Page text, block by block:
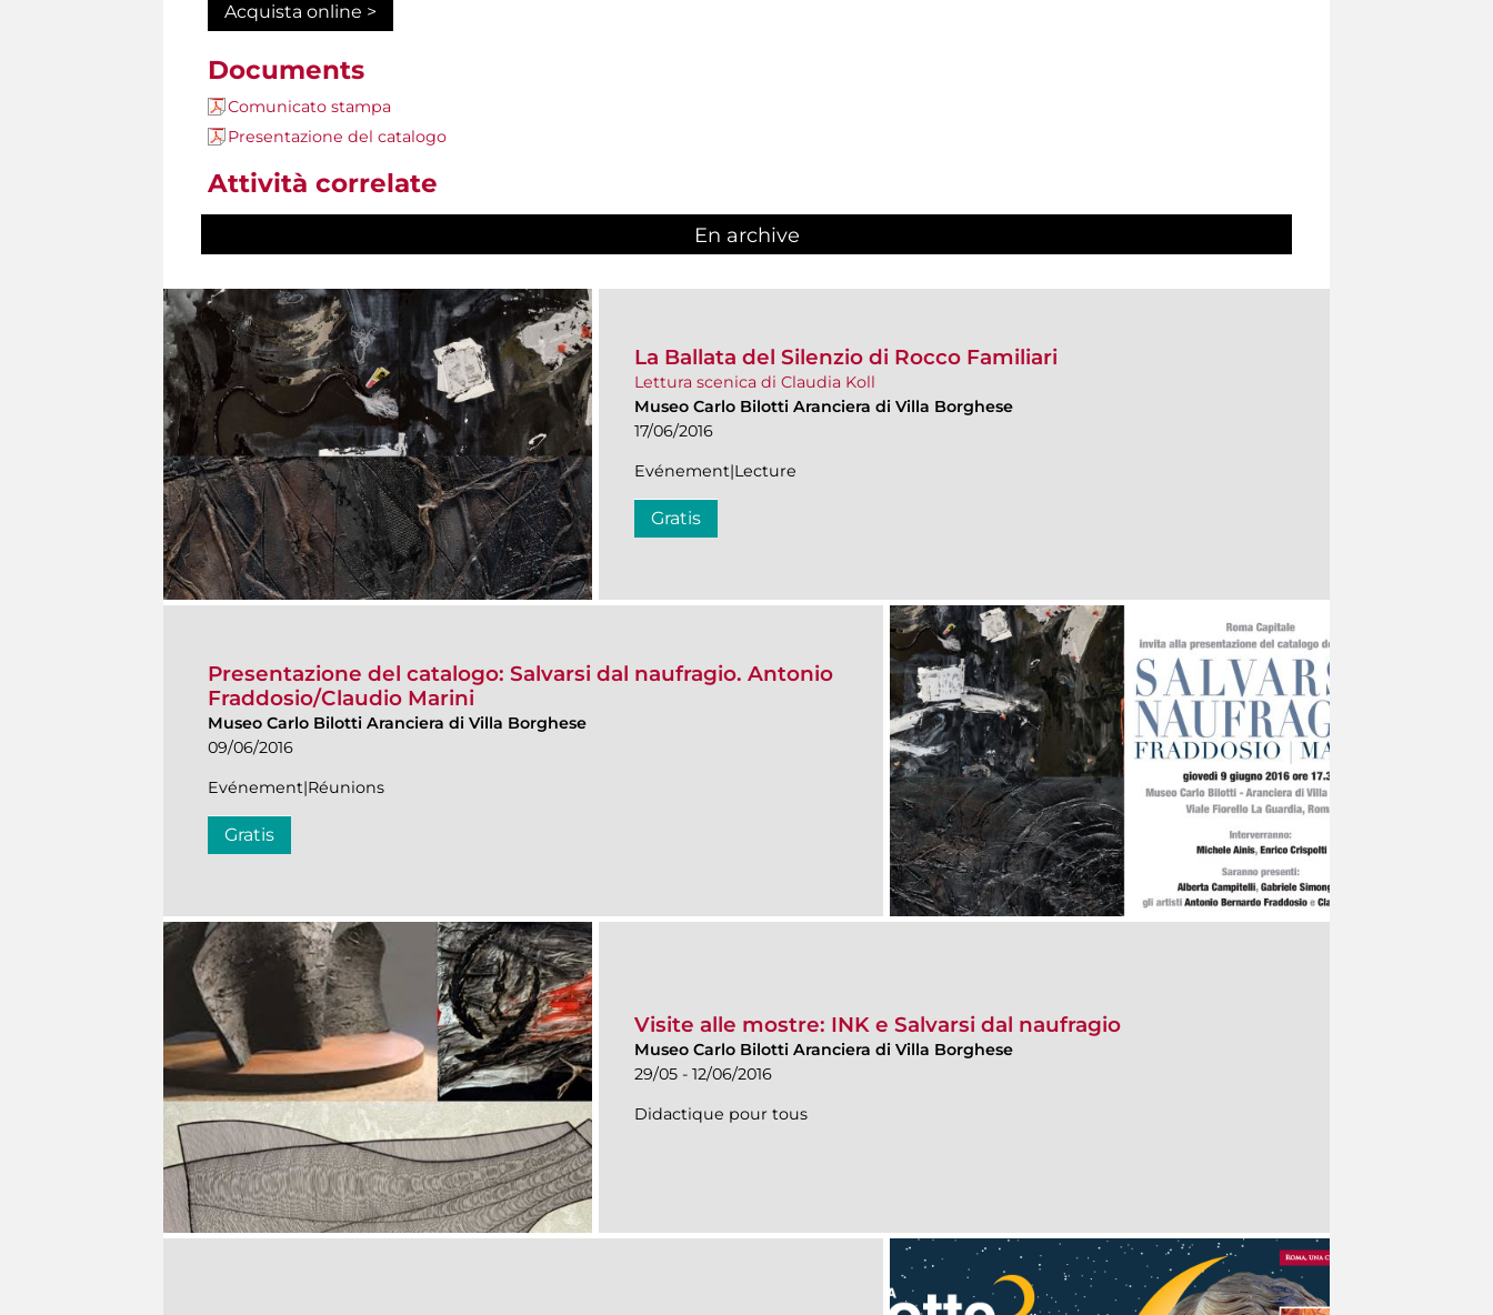
Acquista online >
Documents
Comunicato stampa
Presentazione del catalogo
Attività correlate
En archive
La Ballata del Silenzio di Rocco Familiari
Lettura scenica di Claudia Koll
Museo Carlo Bilotti Aranciera di Villa Borghese
17/06/2016
Evénement|Lecture
Gratis
Presentazione del catalogo: Salvarsi dal naufragio. Antonio
Fraddosio/Claudio Marini
Museo Carlo Bilotti Aranciera di Villa Borghese
09/06/2016
Evénement|Réunions
Gratis
Visite alle mostre: INK e Salvarsi dal naufragio
Museo Carlo Bilotti Aranciera di Villa Borghese
29/05 - 12/06/2016
Didactique pour tous